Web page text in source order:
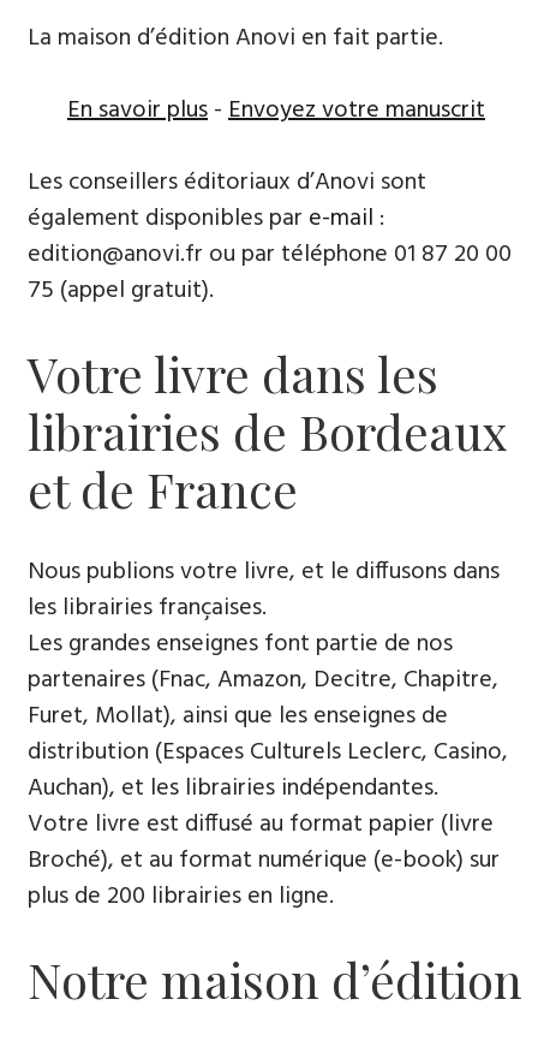
La maison d’édition Anovi en fait partie.
En savoir plus-Envoyez votre manuscrit
Les conseillers éditoriaux d’Anovi sont
également disponibles par e-mail :
edition@anovi.fr ou par téléphone ​​0​1 87 20 00
75 (appel gratuit).
Votre livre dans les
librairies de Bordeaux
et de France
Nous publions votre livre, et le diffusons dans
les librairies françaises​.
Les grandes enseignes font partie de nos
partenaires (Fnac, Amazon, Decitre, Chapitre,
Furet, Mollat), ainsi que les enseignes de
distribution (Espaces Culturels Leclerc, Casino,
Auchan), et les librairies indépendantes.
Votre livre est diffusé au format papier (livre
Broché), et au format numérique (e-book) sur
plus de 200 librairies en ligne.
Notre maison d’édition